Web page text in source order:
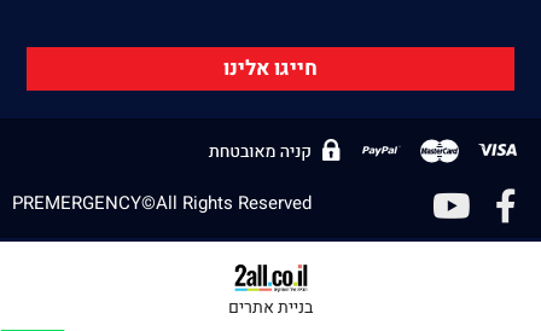
חייגו אלינו
PREMERGENCY©All Rights Reserved
בניית אתרים